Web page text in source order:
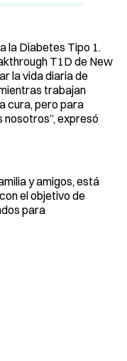
la Diabetes Tipo 1.
T1D de New
la vida diaria de
trabajan
cura, pero para
expresó
y amigos, está
el objetivo de
para